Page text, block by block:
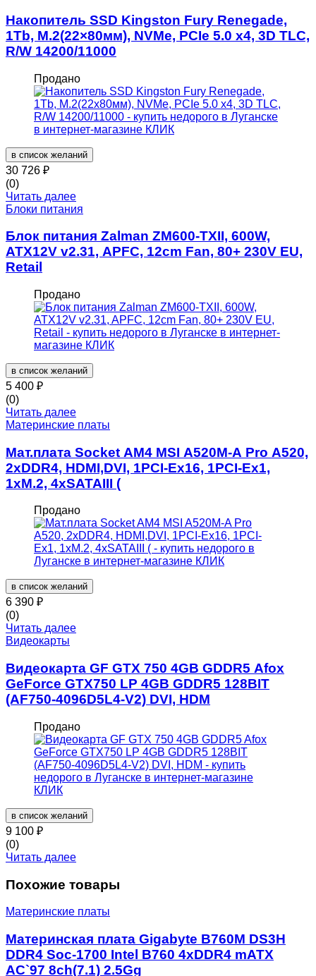
Накопитель SSD Kingston Fury Renegade,
1Tb, M.2(22×80мм), NVMe, PCIe 5.0 x4, 3D TLC,
R/W 14200/11000
Продано
в список желаний
30 726 ₽
(0)
Читать далее
Блоки питания
Блок питания Zalman ZM600-TXII, 600W,
ATX12V v2.31, APFC, 12cm Fan, 80+ 230V EU,
Retail
Продано
в список желаний
5 400 ₽
(0)
Читать далее
Материнские платы
Мат.плата Socket AM4 MSI A520M-A Pro A520,
2xDDR4, HDMI,DVI, 1PCI-Ex16, 1PCI-Ex1,
1xM.2, 4xSATAIII (
Продано
в список желаний
6 390 ₽
(0)
Читать далее
Видеокарты
Видеокарта GF GTX 750 4GB GDDR5 Afox
GeForce GTX750 LP 4GB GDDR5 128BIT
(AF750-4096D5L4-V2) DVI, HDM
Продано
в список желаний
9 100 ₽
(0)
Читать далее
Похожие товары
Материнские платы
Материнская плата Gigabyte B760M DS3H
DDR4 Soc-1700 Intel B760 4xDDR4 mATX
AC`97 8ch(7.1) 2.5Gg